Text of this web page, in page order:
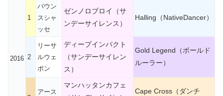
2016
1
バウン
スシャ
ッセ
ゼンノロブロイ（サ
ンデーサイレンス）
Halling（NativeDancer）
2
リーサ
ルウェ
ポン
ディープインパクト
（サンデーサイレン
ス）
Gold Legend（ボールド
ルーラー）
アース
マンハッタンカフェ
Cape Cross（ダンチ